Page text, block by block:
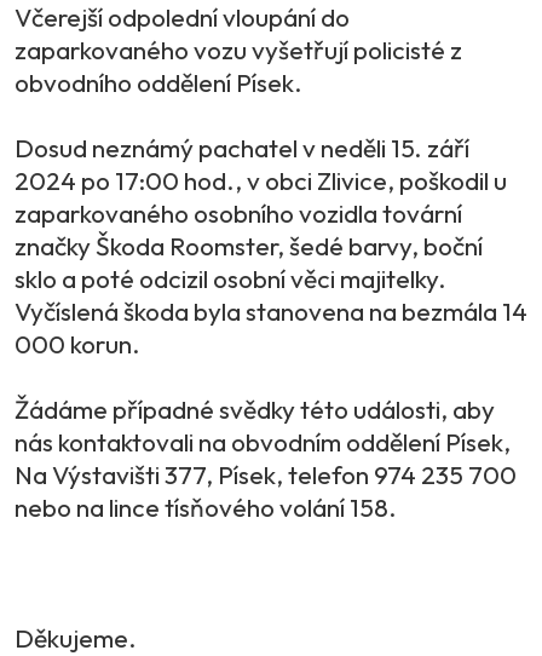
Včerejší odpolední vloupání do
zaparkovaného vozu vyšetřují policisté z
obvodního oddělení Písek.
Dosud neznámý pachatel v neděli 15. září
2024 po 17:00 hod., v obci Zlivice, poškodil u
zaparkovaného osobního vozidla tovární
značky Škoda Roomster, šedé barvy, boční
sklo a poté odcizil osobní věci majitelky.
Vyčíslená škoda byla stanovena na bezmála 14
000 korun.
Žádáme případné svědky této události, aby
nás kontaktovali na obvodním oddělení Písek,
Na Výstavišti 377, Písek, telefon 974 235 700
nebo na lince tísňového volání 158.
Děkujeme.